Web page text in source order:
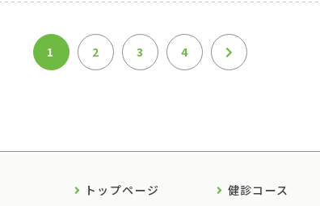
1 2 3 4
トップページ
健診コース